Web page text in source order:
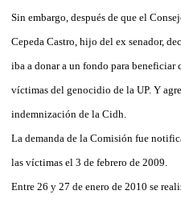
Sin embargo, después de que el
Cepeda Castro, hijo del ex senador,
iba a donar a un fondo para beneficiar
víctimas del genocidio de la UP. Y
indemnización de la Cidh.
La demanda de la Comisión fue
las víctimas el 3 de febrero de 2009.
Entre 26 y 27 de enero de 2010 se